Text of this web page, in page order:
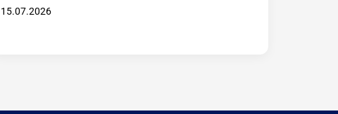
Agroportal orqali amalga oshiriladi. Mazkur xizmat
15.07.2026